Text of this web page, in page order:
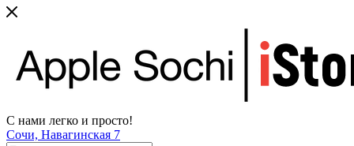
С нами легко и просто!
Сочи, Навагинская 7